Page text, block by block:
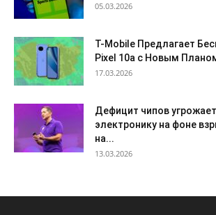
05.03.2026
T-Mobile Предлагает
Pixel 10a с Новым
17.03.2026
Дефицит чипов
электронику на фоне
на...
13.03.2026